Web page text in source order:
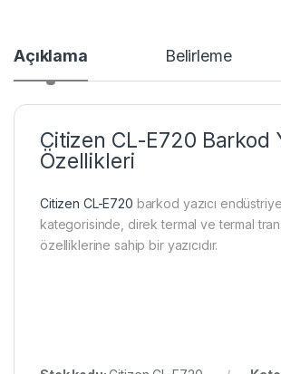
Açıklama Belirleme
Citizen CL-E720 Barkod
Özellikleri
Citizen CL-E720 barkod yazıcı
kategorisinde, direk termal ve termal
özelliklerine sahip bir yazıcıdır.